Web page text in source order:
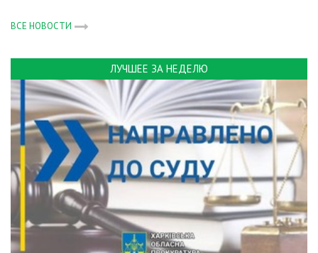
ВСЕ НОВОСТИ
ЛУЧШЕЕ ЗА НЕДЕЛЮ